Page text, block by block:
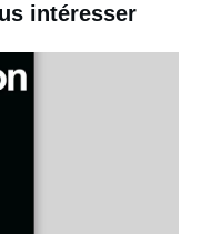
intéresser